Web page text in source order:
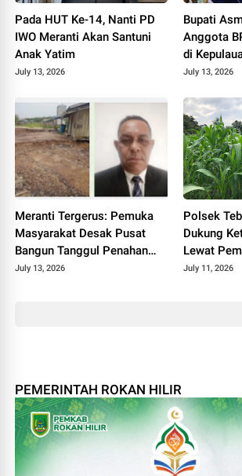
Pada HUT Ke-14, Nanti PD
IWO Meranti Akan Santuni
Anak Yatim
July 13, 2026
Bupati
Anggota
di
Tekankan
July 13, 2026
Meranti Tergerus: Pemuka
Masyarakat Desak Pusat
Bangun Tanggul Penahan
Gelombang
July 13, 2026
Polsek
Dukung
Lewat
Tani Tunas
July 11, 2026
PEMERINTAH ROKAN HILIR